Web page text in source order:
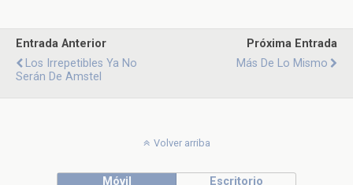
Entrada Anterior
Los Irrepetibles Ya No
Serán De Amstel
Próxima Entrada
Más De Lo Mismo
Volver arriba
Móvil Escritorio